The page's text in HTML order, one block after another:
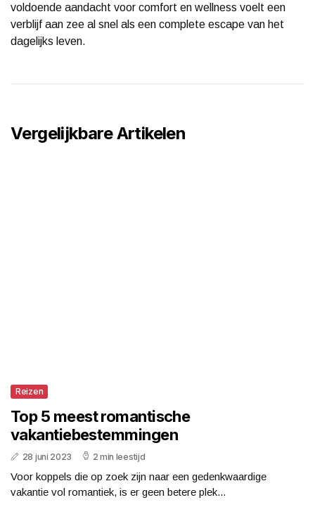
voldoende aandacht voor comfort en wellness voelt een
verblijf aan zee al snel als een complete escape van het
dagelijks leven.
Vergelijkbare Artikelen
Reizen
Top 5 meest romantische
vakantiebestemmingen
28 juni 2023 2 min leestijd
Voor koppels die op zoek zijn naar een gedenkwaardige
vakantie vol romantiek, is er geen betere plek...